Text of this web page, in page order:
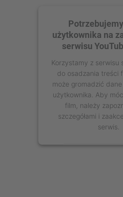
użytkownika na
serwisu
Korzystamy z serwisu
do osadzania treści
może gromadzić
użytkownika. Aby
film, należy
szczegółami i
serwis.